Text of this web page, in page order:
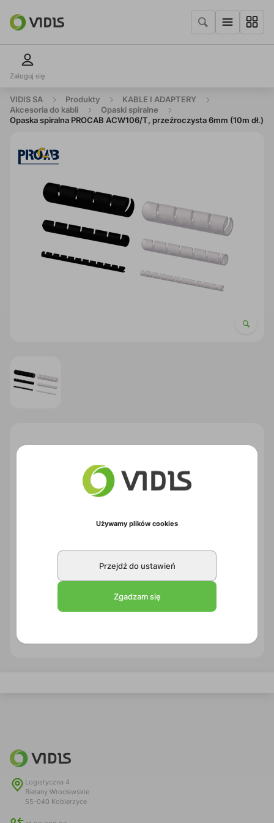
Zaloguj się
VIDIS SA Produkty
KABLE I ADAPTERY
Akcesoria do kabli
Opaski spiralne
Opaska spiralna PROCAB ACW106/T, przeźroczysta 6mm (10m dł.)
Opaska spiralna PROCAB ACW106/T,
przeźroczysta 6mm (10m dł.)
Kod produktu: 1KPBU038
16,00 zł
Zapytaj o produkt
Logistyczna 4
Bielany Wrocławskie
55-040 Kobierzyce
Używamy plików cookies
Przejdź do ustawień
Zgadzam się